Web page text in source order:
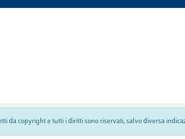
da copyright e tutti i diritti sono riservati, salvo diversa